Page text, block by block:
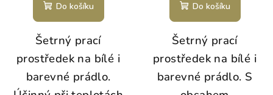
Do košíku
Šetrný prací
prostředek na bílé i
barevné prádlo.
Do košíku
Šetrný prací
prostředek na bílé i
barevné prádlo. S